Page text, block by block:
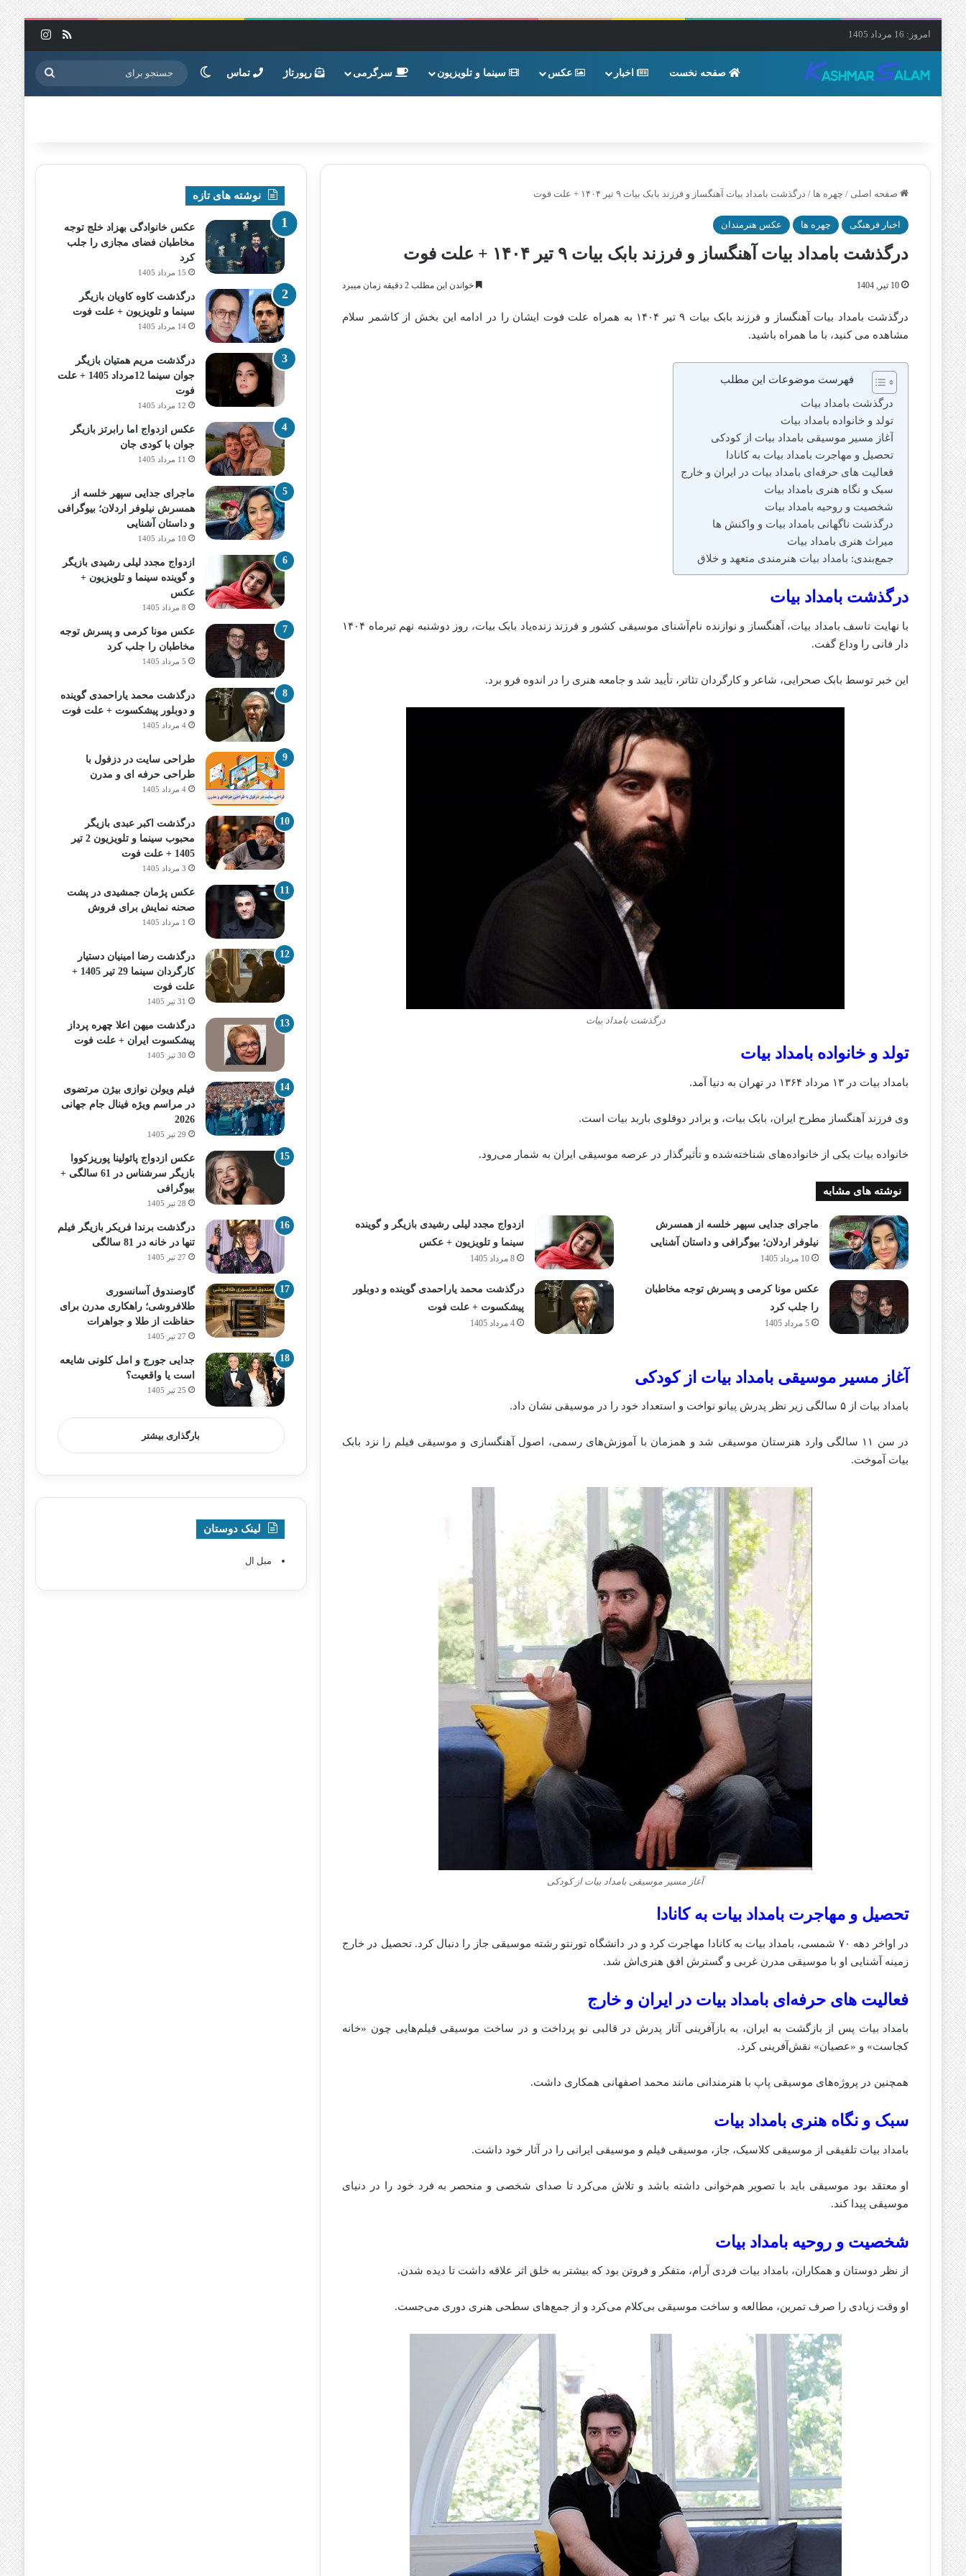
امروز: 16 مرداد 1405 خوراک
صفحه نخست اخبار عکس سینما و تلویزیون سرگرمی رپورتاژ تماس تغییر پوسته جستجو
برای
صفحه اصلی / چهره ها / درگذشت بامداد بیات آهنگساز و فرزند بابک بیات ۹ تیر ۱۴۰۴ + علت فوت
اخبار فرهنگی چهره ها عکس هنرمندان
درگذشت بامداد بیات آهنگساز و فرزند بابک بیات ۹ تیر ۱۴۰۴ + علت فوت
10 تیر, 1404 خواندن این مطلب 2 دقیقه زمان میبرد
درگذشت بامداد بیات آهنگساز و فرزند بابک بیات ۹ تیر ۱۴۰۴ به همراه علت فوت ایشان را در ادامه این بخش از کاشمر سلام
مشاهده می کنید، با ما همراه باشید.
فهرست موضوعات این مطلب
درگذشت بامداد بیات
تولد و خانواده بامداد بیات
آغاز مسیر موسیقی بامداد بیات از کودکی
تحصیل و مهاجرت بامداد بیات به کانادا
فعالیت‌ های حرفه‌ای بامداد بیات در ایران و خارج
سبک و نگاه هنری بامداد بیات
شخصیت و روحیه بامداد بیات
درگذشت ناگهانی بامداد بیات و واکنش‌ ها
میراث هنری بامداد بیات
جمع‌بندی: بامداد بیات هنرمندی متعهد و خلاق
درگذشت بامداد بیات
با نهایت تاسف بامداد بیات، آهنگساز و نوازنده نام‌آشنای موسیقی کشور و فرزند زنده‌یاد بابک بیات، روز دوشنبه نهم تیرماه ۱۴۰۴
دار فانی را وداع گفت.
این خبر توسط بابک صحرایی، شاعر و کارگردان تئاتر، تأیید شد و جامعه هنری را در اندوه فرو برد.
درگذشت بامداد بیات
تولد و خانواده بامداد بیات
بامداد بیات در ۱۳ مرداد ۱۳۶۴ در تهران به دنیا آمد.
وی فرزند آهنگساز مطرح ایران، بابک بیات، و برادر دوقلوی باربد بیات است.
خانواده بیات یکی از خانواده‌های شناخته‌شده و تأثیرگذار در عرصه موسیقی ایران به شمار می‌رود.
نوشته های مشابه
ماجرای جدایی سپهر خلسه از همسرش
نیلوفر اردلان؛ بیوگرافی و داستان آشنایی
10 مرداد 1405
ازدواج مجدد لیلی رشیدی بازیگر و گوینده
سینما و تلویزیون + عکس
8 مرداد 1405
عکس مونا کرمی و پسرش توجه مخاطبان
را جلب کرد
5 مرداد 1405
درگذشت محمد یاراحمدی گوینده و دوبلور
پیشکسوت + علت فوت
4 مرداد 1405
آغاز مسیر موسیقی بامداد بیات از کودکی
بامداد بیات از ۵ سالگی زیر نظر پدرش پیانو نواخت و استعداد خود را در موسیقی نشان داد.
در سن ۱۱ سالگی وارد هنرستان موسیقی شد و همزمان با آموزش‌های رسمی، اصول آهنگسازی و موسیقی فیلم را نزد بابک
بیات آموخت.
آغاز مسیر موسیقی بامداد بیات از کودکی
تحصیل و مهاجرت بامداد بیات به کانادا
در اواخر دهه ۷۰ شمسی، بامداد بیات به کانادا مهاجرت کرد و در دانشگاه تورنتو رشته موسیقی جاز را دنبال کرد. تحصیل در خارج
زمینه آشنایی او با موسیقی مدرن غربی و گسترش افق هنری‌اش شد.
فعالیت‌ های حرفه‌ای بامداد بیات در ایران و خارج
بامداد بیات پس از بازگشت به ایران، به بازآفرینی آثار پدرش در قالبی نو پرداخت و در ساخت موسیقی فیلم‌هایی چون «خانه
کجاست» و «عصیان» نقش‌آفرینی کرد.
همچنین در پروژه‌های موسیقی پاپ با هنرمندانی مانند محمد اصفهانی همکاری داشت.
سبک و نگاه هنری بامداد بیات
بامداد بیات تلفیقی از موسیقی کلاسیک، جاز، موسیقی فیلم و موسیقی ایرانی را در آثار خود داشت.
او معتقد بود موسیقی باید با تصویر هم‌خوانی داشته باشد و تلاش می‌کرد تا صدای شخصی و منحصر به فرد خود را در دنیای
موسیقی پیدا کند.
شخصیت و روحیه بامداد بیات
از نظر دوستان و همکاران، بامداد بیات فردی آرام، متفکر و فروتن بود که بیشتر به خلق اثر علاقه داشت تا دیده شدن.
او وقت زیادی را صرف تمرین، مطالعه و ساخت موسیقی بی‌کلام می‌کرد و از جمع‌های سطحی هنری دوری می‌جست.
نوشته های تازه
عکس خانوادگی بهزاد خلج توجه
مخاطبان فضای مجازی را جلب
کرد
15 مرداد 1405
درگذشت کاوه کاویان بازیگر
سینما و تلویزیون + علت فوت
14 مرداد 1405
درگذشت مریم همتیان بازیگر
جوان سینما 12مرداد 1405 + علت
فوت
12 مرداد 1405
عکس ازدواج اما رابرتز بازیگر
جوان با کودی جان
11 مرداد 1405
ماجرای جدایی سپهر خلسه از
همسرش نیلوفر اردلان؛ بیوگرافی
و داستان آشنایی
10 مرداد 1405
ازدواج مجدد لیلی رشیدی بازیگر
و گوینده سینما و تلویزیون +
عکس
8 مرداد 1405
عکس مونا کرمی و پسرش توجه
مخاطبان را جلب کرد
5 مرداد 1405
درگذشت محمد یاراحمدی گوینده
و دوبلور پیشکسوت + علت فوت
4 مرداد 1405
طراحی سایت در دزفول با
طراحی حرفه‌ ای و مدرن
4 مرداد 1405
درگذشت اکبر عبدی بازیگر
محبوب سینما و تلویزیون 2 تیر
1405 + علت فوت
3 مرداد 1405
عکس پژمان جمشیدی در پشت
صحنه نمایش برای فروش
1 مرداد 1405
درگذشت رضا امینیان دستیار
کارگردان سینما 29 تیر 1405 +
علت فوت
31 تیر 1405
درگذشت میهن اعلا چهره پرداز
پیشکسوت ایران + علت فوت
30 تیر 1405
فیلم ویولن نوازی بیژن مرتضوی
در مراسم ویژه فینال جام جهانی
2026
29 تیر 1405
عکس ازدواج پائولینا پوریزکووا
بازیگر سرشناس در 61 سالگی +
بیوگرافی
28 تیر 1405
درگذشت برندا فریکر بازیگر فیلم
تنها در خانه در 81 سالگی
27 تیر 1405
گاوصندوق آسانسوری
طلافروشی؛ راهکاری مدرن برای
حفاظت از طلا و جواهرات
27 تیر 1405
جدایی جورج و امل کلونی شایعه
است یا واقعیت؟
25 تیر 1405
بارگذاری بیشتر
لینک دوستان
مبل ال